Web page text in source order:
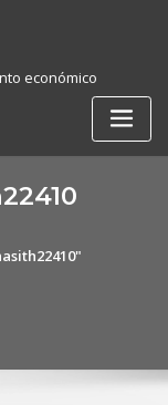
económico